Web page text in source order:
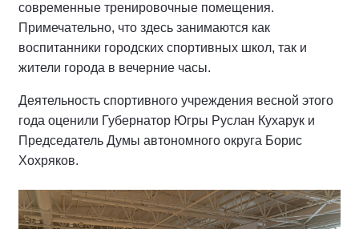
современные тренировочные помещения.
Примечательно, что здесь занимаются как
воспитанники городских спортивных школ, так и
жители города в вечерние часы.
Деятельность спортивного учреждения весной этого
года оценили Губернатор Югры Руслан Кухарук и
Председатель Думы автономного округа Борис
Хохряков.